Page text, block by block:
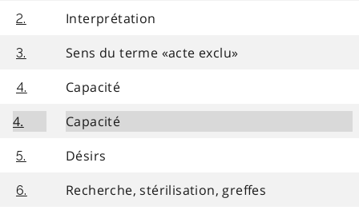
2. Interprétation
3. Sens du terme «acte exclu»
4.
Capacité
4.
Capacité
5. Désirs
6. Recherche, stérilisation, greffes